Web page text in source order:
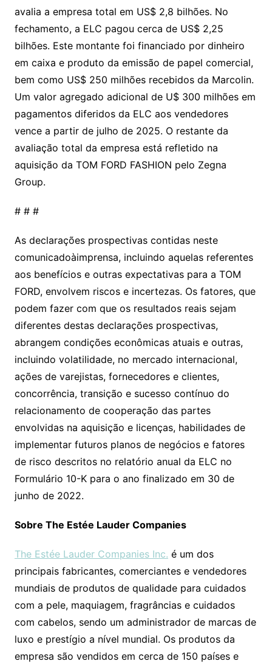
avalia a empresa total em US$ 2,8 bilhões. No
fechamento, a ELC pagou cerca de US$ 2,25
bilhões. Este montante foi financiado por dinheiro
em caixa e produto da emissão de papel comercial,
bem como US$ 250 milhões recebidos da Marcolin.
Um valor agregado adicional de U$ 300 milhões em
pagamentos diferidos da ELC aos vendedores
vence a partir de julho de 2025. O restante da
avaliação total da empresa está refletido na
aquisição da TOM FORD FASHION pelo Zegna
Group.
# # #
As declarações prospectivas contidas neste
comunicadoàimprensa, incluindo aquelas referentes
aos benefícios e outras expectativas para a TOM
FORD, envolvem riscos e incertezas. Os fatores, que
podem fazer com que os resultados reais sejam
diferentes destas declarações prospectivas,
abrangem condições econômicas atuais e outras,
incluindo volatilidade, no mercado internacional,
ações de varejistas, fornecedores e clientes,
concorrência, transição e sucesso contínuo do
relacionamento de cooperação das partes
envolvidas na aquisição e licenças, habilidades de
implementar futuros planos de negócios e fatores
de risco descritos no relatório anual da ELC no
Formulário 10-K para o ano finalizado em 30 de
junho de 2022.
Sobre The Estée Lauder Companies
The Estée Lauder Companies Inc. é um dos
principais fabricantes, comerciantes e vendedores
mundiais de produtos de qualidade para cuidados
com a pele, maquiagem, fragrâncias e cuidados
com cabelos, sendo um administrador de marcas de
luxo e prestígio a nível mundial. Os produtos da
empresa são vendidos em cerca de 150 países e